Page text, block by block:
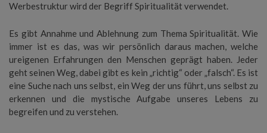
Werbestruktur wird der Begriff Spiritualität verwendet.
Es gibt Annahme und Ablehnung zum Thema Spiritualität. Wie
immer ist es das, was wir persönlich daraus machen, welche
ureigenen Erfahrungen den Menschen geprägt haben. Jeder
geht seinen Weg, dabei gibt es kein „richtig“ oder „falsch“. Es ist
eine Suche nach uns selbst, ein Weg der uns führt, uns selbst zu
erkennen und die mystische Aufgabe unseres Lebens zu
begreifen und zu verstehen.